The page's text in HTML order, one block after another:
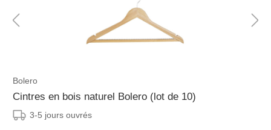
Bolero
Cintres en bois naturel Bolero (lot de 10)
3-5 jours ouvrés